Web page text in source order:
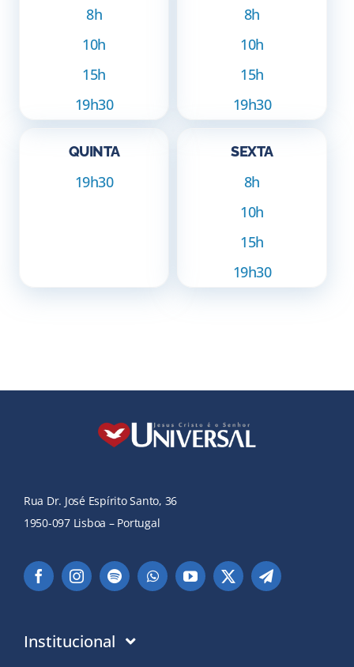
8h
10h
15h
19h30
8h
10h
15h
19h30
QUINTA
19h30
SEXTA
8h
10h
15h
19h30
Rua Dr. José Espírito Santo, 36
1950-097 Lisboa – Portugal
Institucional